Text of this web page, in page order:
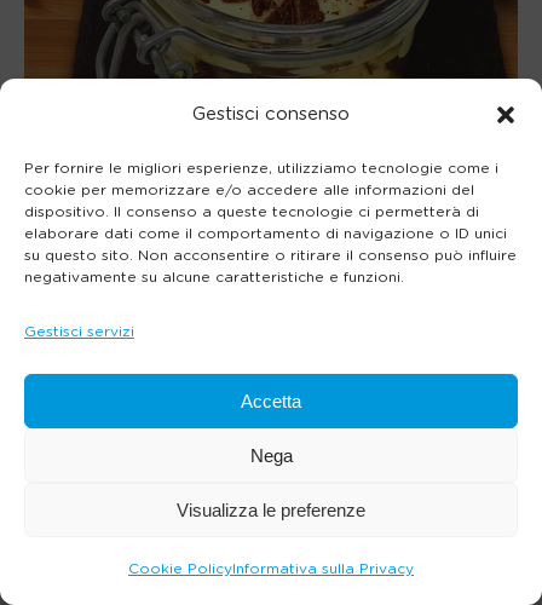
Gestisci consenso
Per fornire le migliori esperienze, utilizziamo tecnologie come i
cookie per memorizzare e/o accedere alle informazioni del
dispositivo. Il consenso a queste tecnologie ci permetterà di
elaborare dati come il comportamento di navigazione o ID unici
su questo sito. Non acconsentire o ritirare il consenso può influire
negativamente su alcune caratteristiche e funzioni.
Gestisci servizi
Accetta
Nega
Visualizza le preferenze
Cookie PolicyInformativa sulla Privacy